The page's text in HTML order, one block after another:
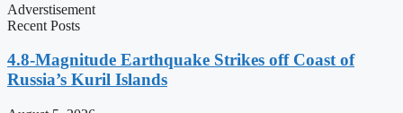
Adverstisement
Recent Posts
4.8-Magnitude Earthquake Strikes off Coast of
Russia’s Kuril Islands